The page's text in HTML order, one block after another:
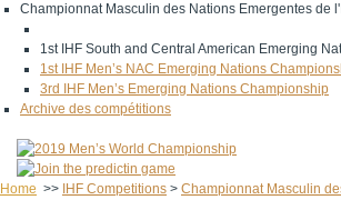
Championnat Masculin des Nations Emergentes de
1st IHF South and Central American Emerging
1st IHF Men’s NAC Emerging Nations
3rd IHF Men’s Emerging Nations Championship
Archive des compétitions
Home >> IHF Competitions > Championnat Masculin